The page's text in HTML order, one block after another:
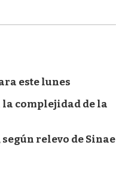
este lunes
complejidad de la
relevo de Sinae